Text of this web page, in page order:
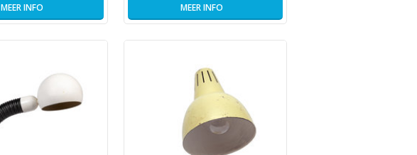
MEER INFO MEER INFO